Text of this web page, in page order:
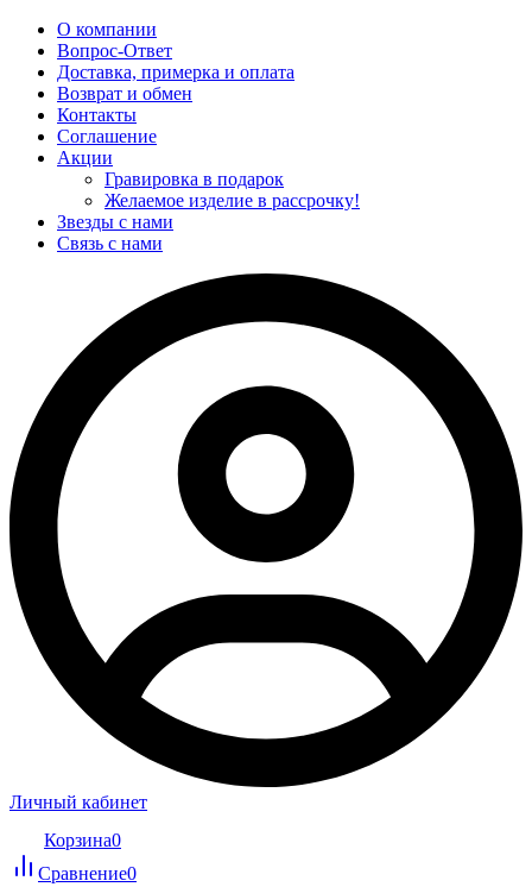
О компании
Вопрос-Ответ
Доставка, примерка и оплата
Возврат и обмен
Контакты
Соглашение
Акции
Гравировка в подарок
Желаемое изделие в рассрочку!
Звезды с нами
Связь с нами
Личный кабинет
Корзина0
Сравнение0